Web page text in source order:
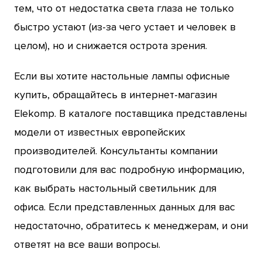
тем, что от недостатка света глаза не только
быстро устают (из-за чего устает и человек в
целом), но и снижается острота зрения.
Если вы хотите настольные лампы офисные
купить, обращайтесь в интернет-магазин
Elekomp. В каталоге поставщика представлены
модели от известных европейских
производителей. Консультанты компании
подготовили для вас подробную информацию,
как выбрать настольный светильник для
офиса. Если представленных данных для вас
недостаточно, обратитесь к менеджерам, и они
ответят на все ваши вопросы.